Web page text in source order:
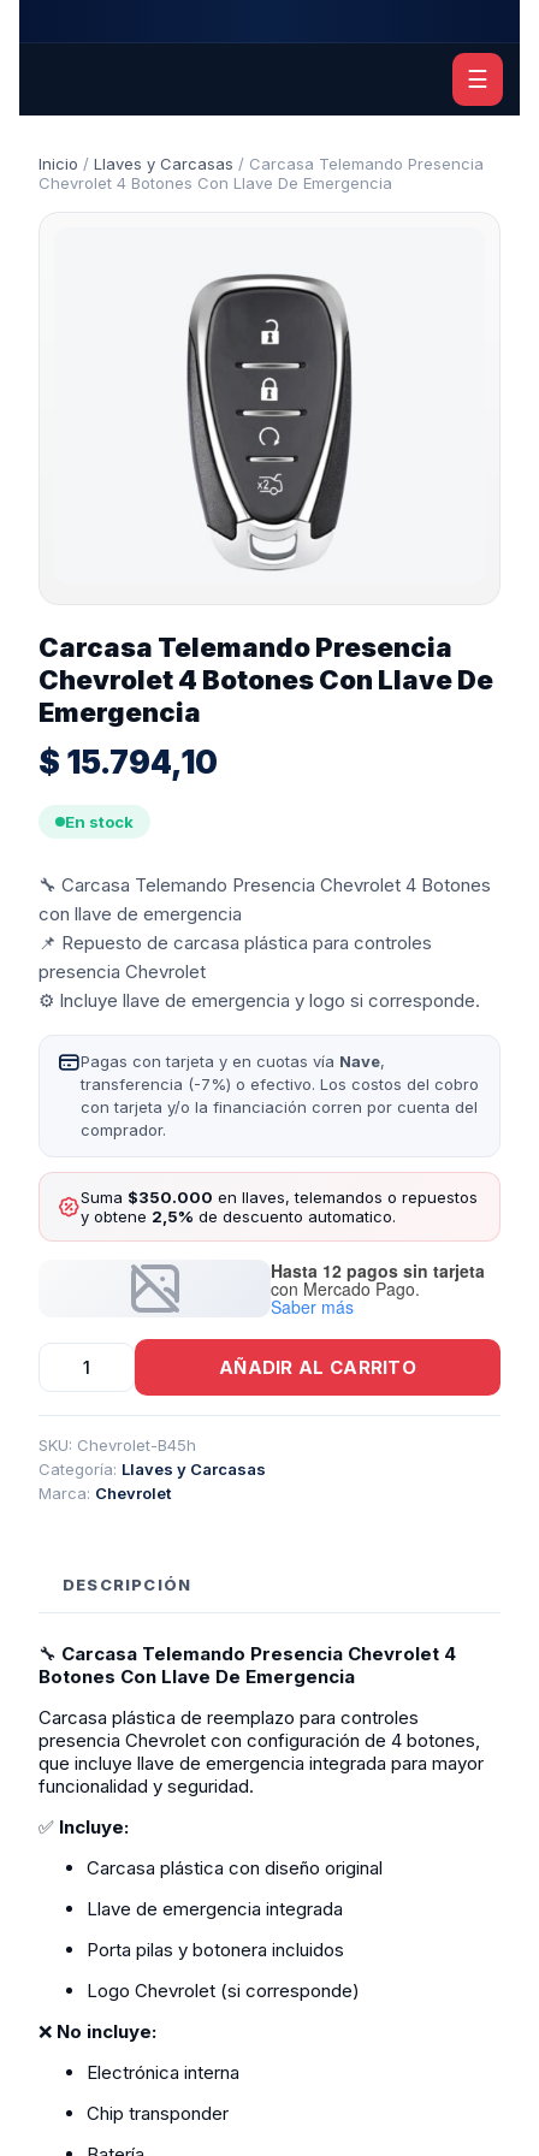
☰
Inicio / Llaves y Carcasas / Carcasa Telemando Presencia
Chevrolet 4 Botones Con Llave De Emergencia
Carcasa Telemando Presencia
Chevrolet 4 Botones Con Llave De
Emergencia
$ 15.794,10
En stock
🔧 Carcasa Telemando Presencia Chevrolet 4 Botones
con llave de emergencia
📌 Repuesto de carcasa plástica para controles
presencia Chevrolet
⚙️ Incluye llave de emergencia y logo si corresponde.
Pagas con tarjeta y en cuotas vía Nave,
transferencia (-7%) o efectivo. Los costos del cobro
con tarjeta y/o la financiación corren por cuenta del
comprador.
Suma $350.000 en llaves, telemandos o repuestos
y obtene 2,5% de descuento automatico.
Hasta 12 pagos sin tarjeta
con Mercado Pago.
Saber más
Carcasa
Telemando
Presencia
Chevrolet
4
Botones
Con
cantidad
AÑADIR AL CARRITO
SKU: Chevrolet-B45h
Categoría: Llaves y Carcasas
Marca: Chevrolet
DESCRIPCIÓN
🔧 Carcasa Telemando Presencia Chevrolet 4
Botones Con Llave De Emergencia
Carcasa plástica de reemplazo para controles
presencia Chevrolet con configuración de 4 botones,
que incluye llave de emergencia integrada para mayor
funcionalidad y seguridad.
✅ Incluye:
Carcasa plástica con diseño original
Llave de emergencia integrada
Porta pilas y botonera incluidos
Logo Chevrolet (si corresponde)
❌ No incluye:
Electrónica interna
Chip transponder